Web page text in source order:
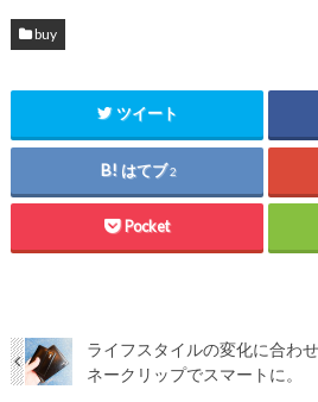
buy
ツイート
はてブ2
Pocket
ライフスタイルの変化に合わ
ネークリップでスマートに。